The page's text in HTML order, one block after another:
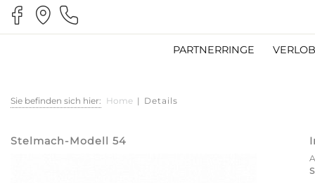
PARTNERRINGE
Sie befinden sich hier: Home | Details
Stelmach-Modell 54